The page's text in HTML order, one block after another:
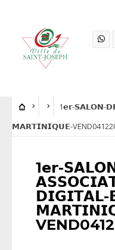
1𝗲𝗿-𝗦𝗔𝗟𝗢𝗡-
𝗠𝗔𝗥𝗧𝗜𝗡𝗜𝗤𝗨𝗘-
1𝗲𝗿-
𝗗𝗜𝗚𝗜𝗧𝗔𝗟-